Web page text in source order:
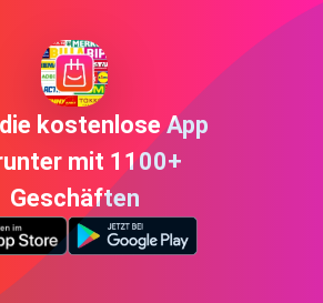
kostenlose App
mit 1100+
Geschäften